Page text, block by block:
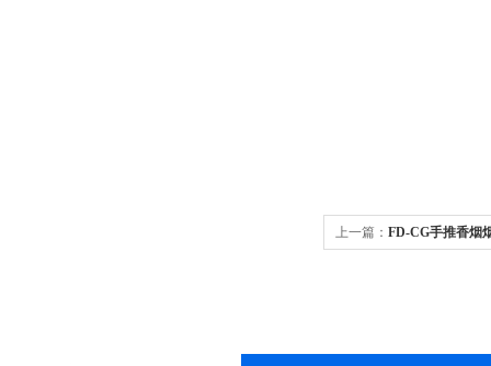
上一篇： FD-CG手推香烟